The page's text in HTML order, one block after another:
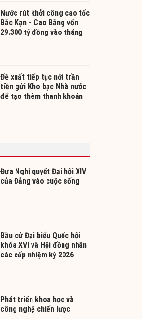
Nước rút khởi công cao tốc
Bắc Kạn - Cao Bằng vốn
29.300 tỷ đồng vào tháng
Đề xuất tiếp tục nới trần
tiền gửi Kho bạc Nhà nước
để tạo thêm thanh khoản
Đưa Nghị quyết Đại hội XIV
của Đảng vào cuộc sống
Bầu cử Đại biểu Quốc hội
khóa XVI và Hội đồng nhân
các cấp nhiệm kỳ 2026 -
Phát triển khoa học và
công nghệ chiến lược